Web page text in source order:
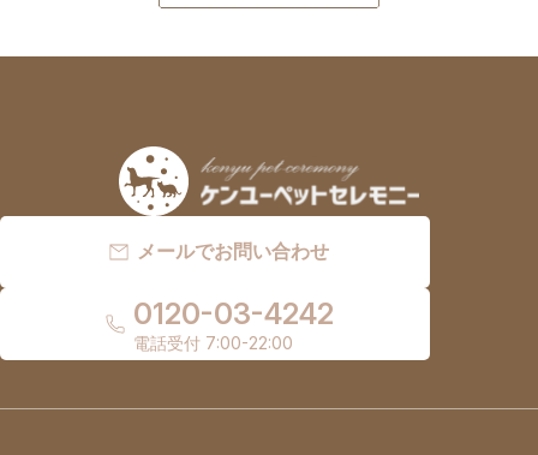
メールでお問い合わせ
0120-03-4242
電話受付 7:00-22:00